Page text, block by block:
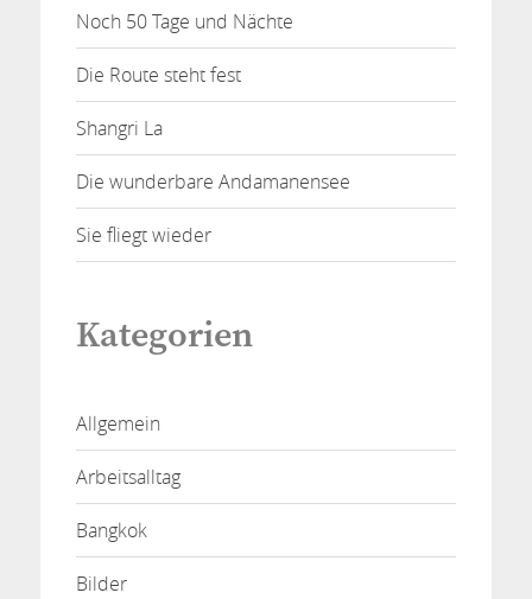
Noch 50 Tage und Nächte
Die Route steht fest
Shangri La
Die wunderbare Andamanensee
Sie fliegt wieder
Kategorien
Allgemein
Arbeitsalltag
Bangkok
Bilder